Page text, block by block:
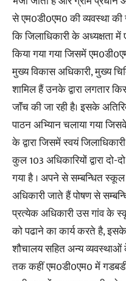
से एम0डी0एम0 की व्यवस्था की
कि जिलाधिकारी के अध्यक्षता
किया गया गया जिसमें
मुख्य विकास अधिकारी, मुख्य
शामिल हैं उनके द्वारा लगतार
जाॅंच की जा रही है। इसके
पाठन अभ्यिान चलाया गया
के द्वारा जिसमें स्वयं
कुल 103 अधिकारियों द्वारा
गया है । अपने से सम्बन्धित स्कूल
अधिकारी जाते हैं पोषण से
प्रत्येक अधिकारी उस गांव के
को पढाने का कार्य करते है,
शौचालय सहित अन्य व्यवस्थाओं
तक कहीं एम0डी0एम0 में गडबडी